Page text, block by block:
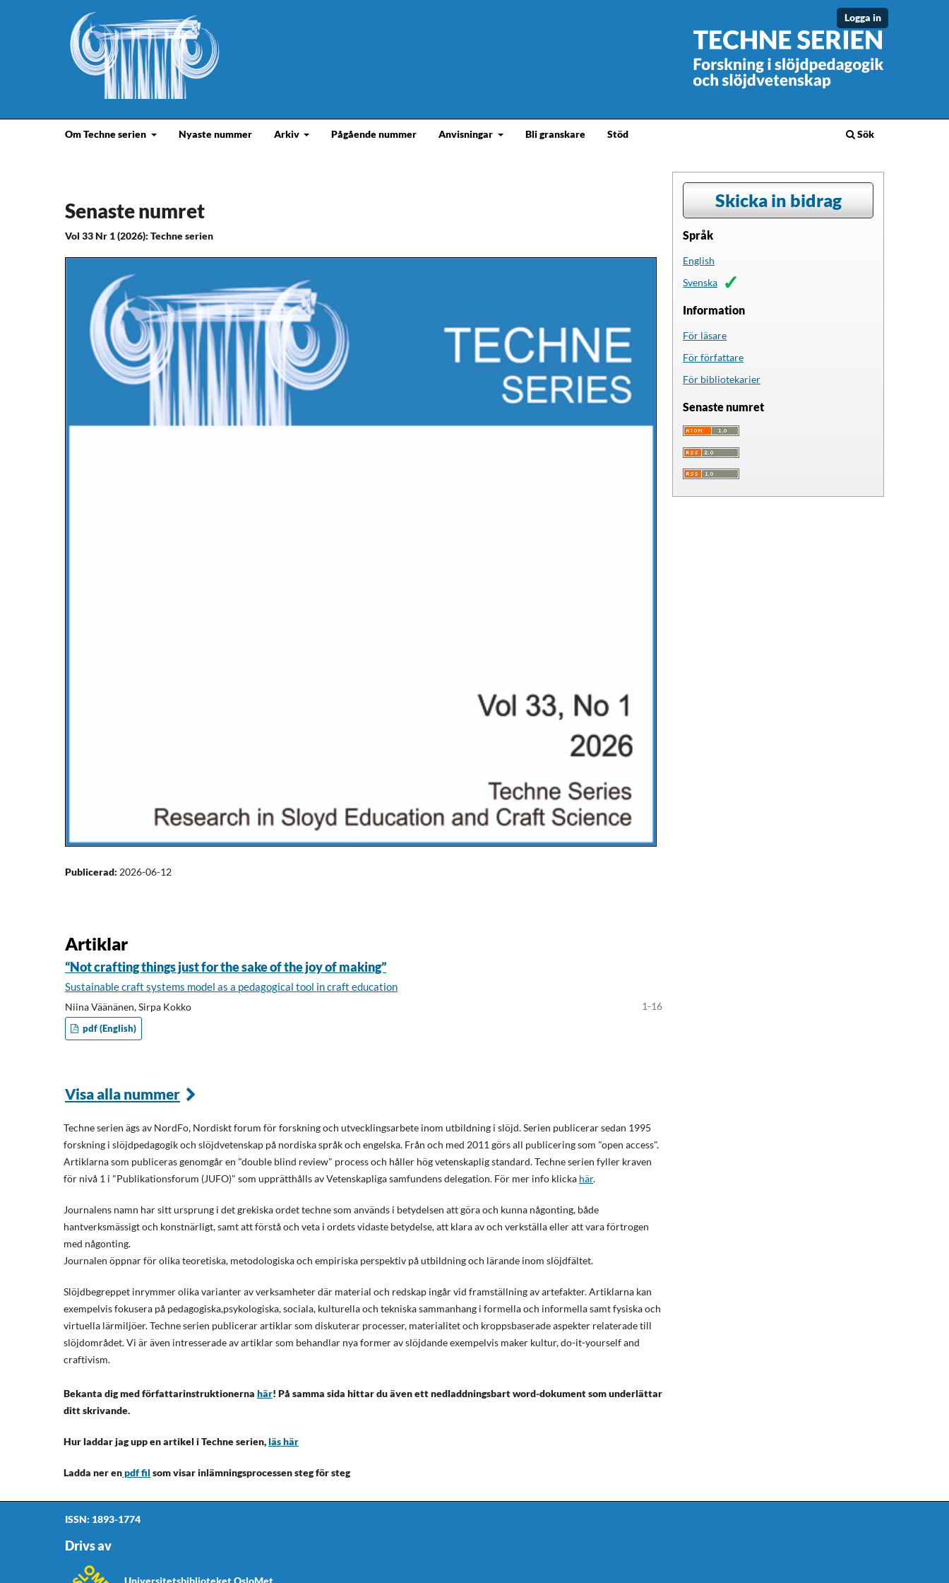
Om Techne serien Nyaste nummer Arkiv Pågående nummer Anvisningar Bli granskare Stöd Sök
Logga in
Senaste numret
Vol 33 Nr 1 (2026): Techne serien
Publicerad: 2026-06-12
Artiklar
“Not crafting things just for the sake of the joy of making”
Sustainable craft systems model as a pedagogical tool in craft education
Niina Väänänen, Sirpa Kokko
1-16
pdf (English)
Visa alla nummer
Techne serien ägs av NordFo, Nordiskt forum för forskning och utvecklingsarbete inom utbildning i slöjd. Serien publicerar sedan 1995
forskning i slöjdpedagogik och slöjdvetenskap på nordiska språk och engelska. Från och med 2011 görs all publicering som "open access".
Artiklarna som publiceras genomgår en "double blind review" process och håller hög vetenskaplig standard. Techne serien fyller kraven
för nivå 1 i "Publikationsforum (JUFO)" som upprätthålls av Vetenskapliga samfundens delegation. För mer info klicka här.
Journalens namn har sitt ursprung i det grekiska ordet techne som används i betydelsen att göra och kunna någonting, både
hantverksmässigt och konstnärligt, samt att förstå och veta i ordets vidaste betydelse, att klara av och verkställa eller att vara förtrogen
med någonting.
Journalen öppnar för olika teoretiska, metodologiska och empiriska perspektiv på utbildning och lärande inom slöjdfältet.
Slöjdbegreppet inrymmer olika varianter av verksamheter där material och redskap ingår vid framställning av artefakter. Artiklarna kan
exempelvis fokusera på pedagogiska,psykologiska, sociala, kulturella och tekniska sammanhang i formella och informella samt fysiska och
virtuella lärmiljöer. Techne serien publicerar artiklar som diskuterar processer, materialitet och kroppsbaserade aspekter relaterade till
slöjdområdet. Vi är även intresserade av artiklar som behandlar nya former av slöjdande exempelvis maker kultur, do-it-yourself and
craftivism.
Bekanta dig med författarinstruktionerna här! På samma sida hittar du även ett nedladdningsbart word-dokument som underlättar
ditt skrivande.
Hur laddar jag upp en artikel i Techne serien,läs här
Ladda ner enpdf fil som visar inlämningsprocessen steg för steg
Skicka in bidrag
Språk
English
Svenska
Information
För läsare
För författare
För bibliotekarier
Senaste numret
ISSN: 1893-1774
Drivs av
Universitetsbiblioteket OsloMet